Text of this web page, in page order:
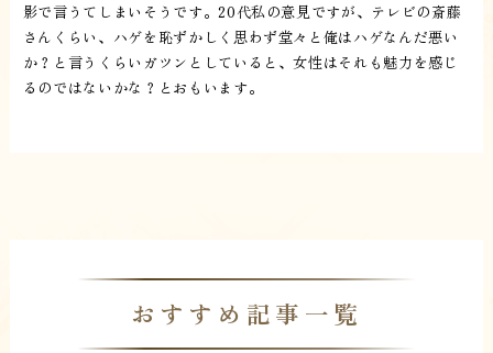
影で言うてしまいそうです。20代私の意見ですが、テレビの斎藤
さんくらい、ハゲを恥ずかしく思わず堂々と俺はハゲなんだ悪い
か？と言うくらいガツンとしていると、女性はそれも魅力を感じ
るのではないかな？とおもいます。
おすすめ記事一覧